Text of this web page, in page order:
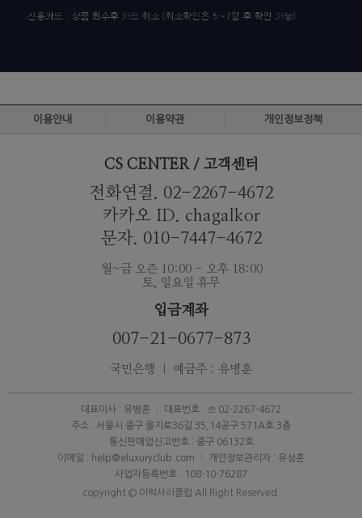
이용안내 이용약관 개인정보정책
CS CENTER / 고객센터
전화연결. 02-2267-4672
카카오 ID. chagalkor
문자. 010-7447-4672
월~금 오즌 10:00 - 오후 18:00
토, 일요일 휴무
입금계좌
007-21-0677-873
국민은행 ｜ 예금주 : 유병훈
대표이사 : 유병훈
대표번호 : ☏ 02-2267-4672
주소 : 서울시 중구 을지로36길 35,14공구 571A호 3층
통신판매업신고번호 : 중구 06132호
이메일 : help@eluxuryclub.com
개인정보관리자 : 유성훈
사업자등록번호 : 108-10-76287
copyright © 이럭셔리클럽 All Right Reserved.